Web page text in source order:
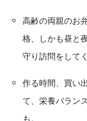
高齢の両親のお
格、しかも昼と
守り訪問をして
作る時間、買い
て、栄養バラン
も。